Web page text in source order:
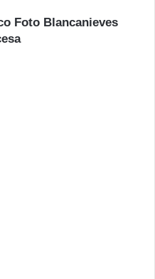
Foto Blancanieves